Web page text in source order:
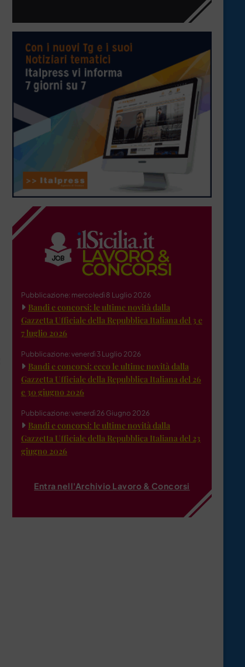
Pubblicazione: mercoledì 8 Luglio 2026
Bandi e concorsi: le ultime novità dalla
Gazzetta Ufficiale della Repubblica Italiana del 3 e
7 luglio 2026
Pubblicazione: venerdì 3 Luglio 2026
Bandi e concorsi: ecco le ultime novità dalla
Gazzetta Ufficiale della Repubblica Italiana del 26
e 30 giugno 2026
Pubblicazione: venerdì 26 Giugno 2026
Bandi e concorsi: le ultime novità dalla
Gazzetta Ufficiale della Repubblica Italiana del 23
giugno 2026
Entra nell'Archivio Lavoro & Concorsi